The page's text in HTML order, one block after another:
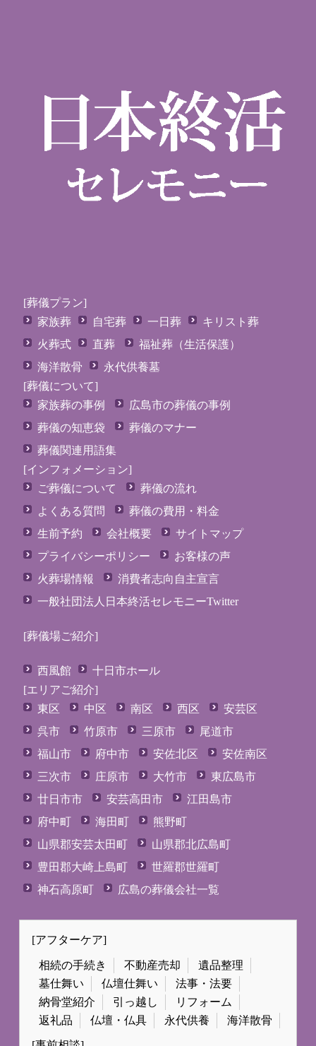
[葬儀プラン]
家族葬
自宅葬 一日葬
キリスト葬
火葬式
直葬
福祉葬（生活保護）
海洋散骨
永代供養墓
[葬儀について]
家族葬の事例
広島市の葬儀の事例
葬儀の知恵袋
葬儀のマナー
葬儀関連用語集
[インフォメーション]
ご葬儀について
葬儀の流れ
よくある質問
葬儀の費用・料金
生前予約
会社概要
サイトマップ
プライバシーポリシー
お客様の声
火葬場情報
消費者志向自主宣言
一般社団法人日本終活セレモニーTwitter
[葬儀場ご紹介]
西風館
十日市ホール
[エリアご紹介]
東区
中区 南区 西区
安芸区
呉市
竹原市 三原市
尾道市
福山市
府中市 安佐北区
安佐南区
三次市
庄原市 大竹市
東広島市
廿日市市
安芸高田市
江田島市
府中町
海田町
熊野町
山県郡安芸太田町
山県郡北広島町
豊田郡大崎上島町
世羅郡世羅町
神石高原町
広島の葬儀会社一覧
[アフターケア]
相続の手続き 不動産売却
遺品整理
墓仕舞い
仏壇仕舞い
法事・法要
納骨堂紹介
引っ越し
リフォーム
返礼品
仏壇・仏具 永代供養 海洋散骨